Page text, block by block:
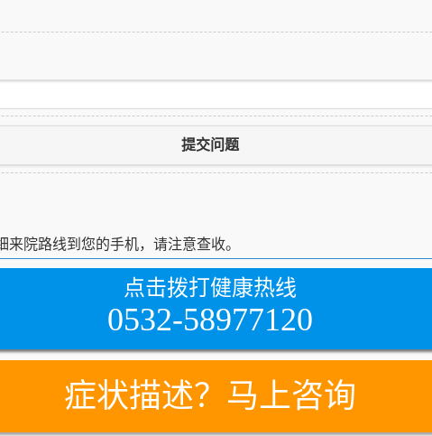
提交问题
院路线到您的手机，请注意查收。
点击拨打健康热线
0532-58977120
症状描述？马上咨询